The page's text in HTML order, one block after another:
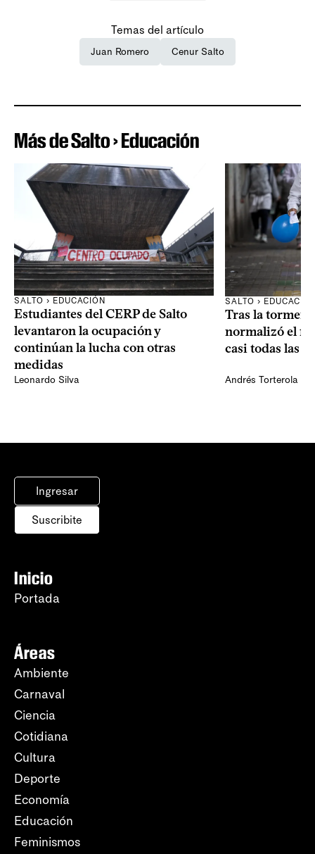
Temas del artículo
Juan Romero Cenur Salto
Más de Salto › Educación
SALTO › EDUCACIÓN
Estudiantes del CERP de Salto
levantaron la ocupación y
continúan la lucha con otras
medidas
Leonardo Silva
SALTO ›
Tras la
normalizó el
casi todas las
Andrés Torterola
Ingresar
Suscribite
Inicio
Portada
Áreas
Ambiente
Carnaval
Ciencia
Cotidiana
Cultura
Deporte
Economía
Educación
Feminismos